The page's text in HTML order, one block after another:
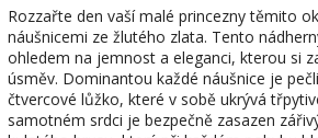
Rozzařte den vaší malé princezny těmito
náušnicemi ze žlutého zlata. Tento
ohledem na jemnost a eleganci, kterou si
úsměv. Dominantou každé náušnice je
čtvercové lůžko, které v sobě ukrývá
samotném srdci je bezpečně zasazen